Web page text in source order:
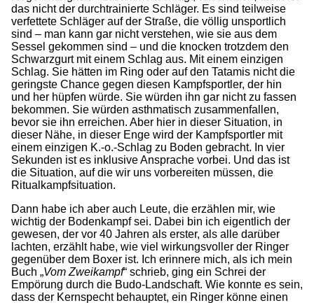
das nicht der durchtrainierte Schläger. Es sind teilweise
verfettete Schläger auf der Straße, die völlig unsportlich
sind – man kann gar nicht verstehen, wie sie aus dem
Sessel gekommen sind – und die knocken trotzdem den
Schwarzgurt mit einem Schlag aus. Mit einem einzigen
Schlag. Sie hätten im Ring oder auf den Tatamis nicht die
geringste Chance gegen diesen Kampfsportler, der hin
und her hüpfen würde. Sie würden ihn gar nicht zu fassen
bekommen. Sie würden asthmatisch zusammenfallen,
bevor sie ihn erreichen. Aber hier in dieser Situation, in
dieser Nähe, in dieser Enge wird der Kampfsportler mit
einem einzigen K.-o.-Schlag zu Boden gebracht. In vier
Sekunden ist es inklusive Ansprache vorbei. Und das ist
die Situation, auf die wir uns vorbereiten müssen, die
Ritualkampfsituation.
Dann habe ich aber auch Leute, die erzählen mir, wie
wichtig der Bodenkampf sei. Dabei bin ich eigentlich der
gewesen, der vor 40 Jahren als erster, als alle darüber
lachten, erzählt habe, wie viel wirkungsvoller der Ringer
gegenüber dem Boxer ist. Ich erinnere mich, als ich mein
Buch „Vom Zweikampf“ schrieb, ging ein Schrei der
Empörung durch die Budo-Landschaft. Wie konnte es sein,
dass der Kernspecht behauptet, ein Ringer könne einen